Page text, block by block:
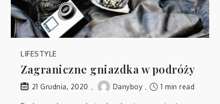
LIFESTYLE
Zagraniczne gniazdka w podróży
21 Grudnia, 2020 Danyboy 1 min read